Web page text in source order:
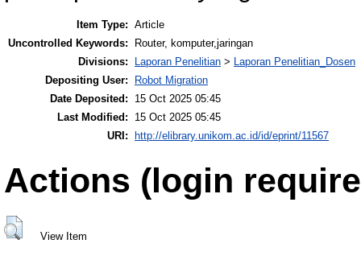
Item Type: Article
Uncontrolled Keywords:
Router, komputer,jaringan
Divisions:
Laporan Penelitian > Laporan Penelitian_Dosen
Depositing User:
Robot Migration
Date Deposited:
15 Oct 2025 05:45
Last Modified:
15 Oct 2025 05:45
URI: http://elibrary.unikom.ac.id/id/eprint/11567
Actions (login
View Item